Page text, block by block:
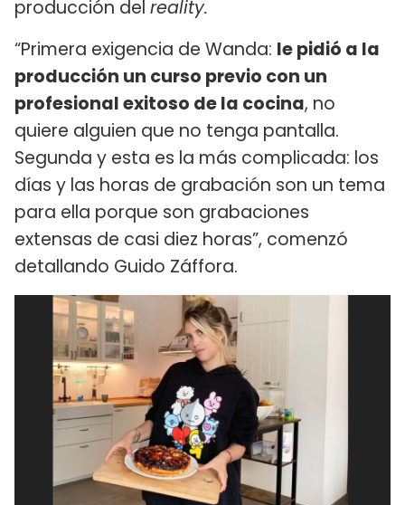
producción del reality.
“Primera exigencia de Wanda: le pidió a la
producción un curso previo con un
profesional exitoso de la cocina, no
quiere alguien que no tenga pantalla.
Segunda y esta es la más complicada: los
días y las horas de grabación son un tema
para ella porque son grabaciones
extensas de casi diez horas”, comenzó
detallando Guido Záffora.